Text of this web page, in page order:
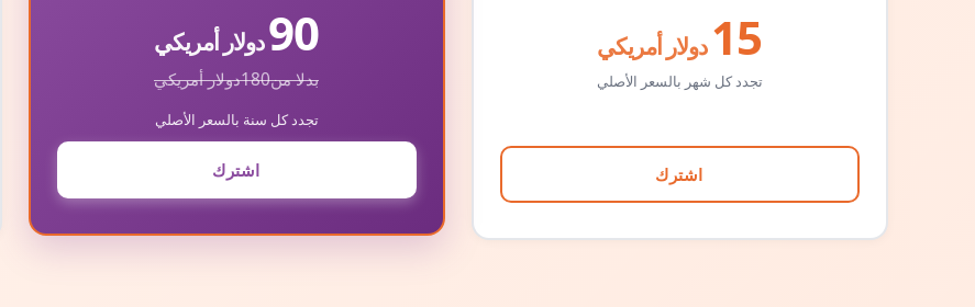
15 دولار أمريكي
تجدد كل شهر بالسعر الأصلي
اشترك
90دولار أمريكي
بدلا من180دولار أمريكي
تجدد كل سنة بالسعر الأصلي
اشترك